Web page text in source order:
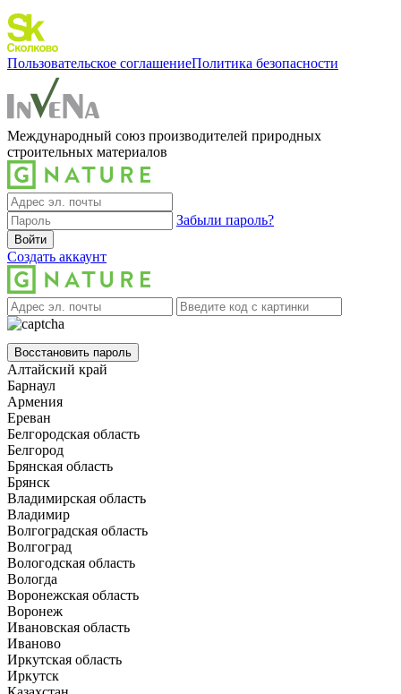
Пользовательское соглашениеПолитика безопасности
Международный союз производителей природных
строительных материалов
Забыли пароль?
Войти
Создать аккаунт
Восстановить пароль
Алтайский край
Барнаул
Армения
Ереван
Белгородская область
Белгород
Брянская область
Брянск
Владимирская область
Владимир
Волгоградская область
Волгоград
Вологодская область
Вологда
Воронежская область
Воронеж
Ивановская область
Иваново
Иркутская область
Иркутск